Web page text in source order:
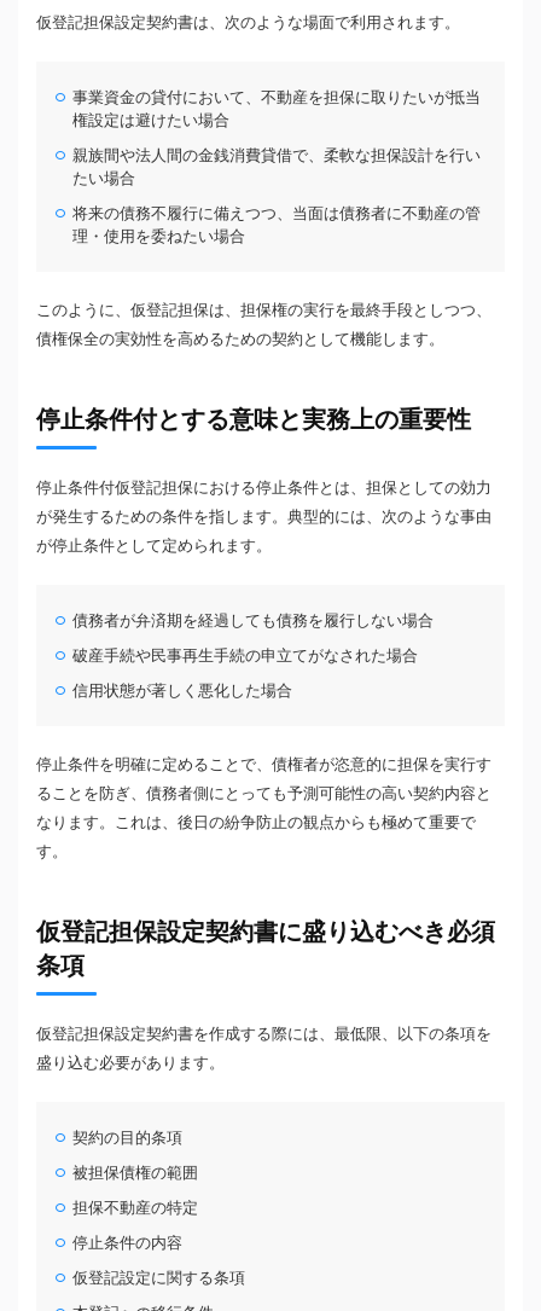
仮登記担保設定契約書は、次のような場面で利用されます。
事業資金の貸付において、不動産を担保に取りたいが抵当
権設定は避けたい場合
親族間や法人間の金銭消費貸借で、柔軟な担保設計を行い
たい場合
将来の債務不履行に備えつつ、当面は債務者に不動産の管
理・使用を委ねたい場合
このように、仮登記担保は、担保権の実行を最終手段としつつ、
債権保全の実効性を高めるための契約として機能します。
停止条件付とする意味と実務上の重要性
停止条件付仮登記担保における停止条件とは、担保としての効力
が発生するための条件を指します。典型的には、次のような事由
が停止条件として定められます。
債務者が弁済期を経過しても債務を履行しない場合
破産手続や民事再生手続の申立てがなされた場合
信用状態が著しく悪化した場合
停止条件を明確に定めることで、債権者が恣意的に担保を実行す
ることを防ぎ、債務者側にとっても予測可能性の高い契約内容と
なります。これは、後日の紛争防止の観点からも極めて重要で
す。
仮登記担保設定契約書に盛り込むべき必須
条項
仮登記担保設定契約書を作成する際には、最低限、以下の条項を
盛り込む必要があります。
契約の目的条項
被担保債権の範囲
担保不動産の特定
停止条件の内容
仮登記設定に関する条項